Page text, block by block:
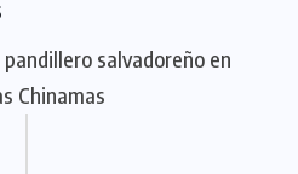
salvadoreño en
Chinamas